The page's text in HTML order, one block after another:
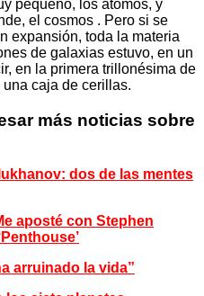
pequeño, los átomos, y
el cosmos . Pero si se
expansión, toda la materia
de galaxias estuvo, en un
en la primera trillonésima de
caja de cerillas.
más noticias sobre
dos de las mentes
aposté con Stephen
arruinado la vida”